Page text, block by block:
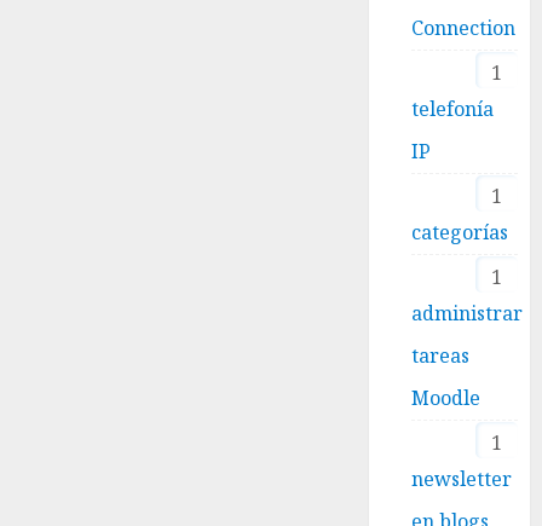
Connection
1
telefonía
IP
1
categorías
1
administrar
tareas
Moodle
1
newsletter